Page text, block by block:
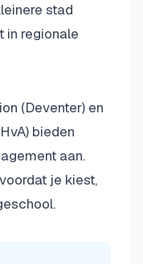
stad
in regionale
(Deventer) en
bieden
aan.
je kiest,